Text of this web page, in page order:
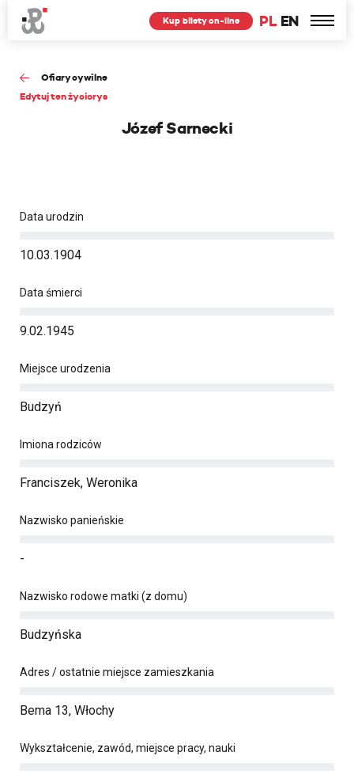
PL EN
Kup bilety on-line
Ofiary cywilne
Edytuj ten życiorys
Józef Sarnecki
Data urodzin
10.03.1904
Data śmierci
9.02.1945
Miejsce urodzenia
Budzyń
Imiona rodziców
Franciszek, Weronika
Nazwisko panieńskie
-
Nazwisko rodowe matki (z domu)
Budzyńska
Adres / ostatnie miejsce zamieszkania
Bema 13, Włochy
Wykształcenie, zawód, miejsce pracy, nauki